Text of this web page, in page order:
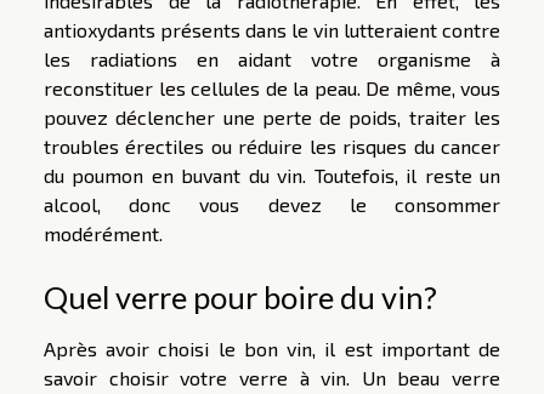
antioxydants présents dans le vin lutteraient contre
les radiations en aidant votre organisme à
reconstituer les cellules de la peau. De même, vous
pouvez déclencher une perte de poids, traiter les
troubles érectiles ou réduire les risques du cancer
du poumon en buvant du vin. Toutefois, il reste un
alcool, donc vous devez le consommer
modérément.
Quel verre pour boire du vin?
Après avoir choisi le bon vin, il est important de
savoir choisir votre verre à vin. Un beau verre